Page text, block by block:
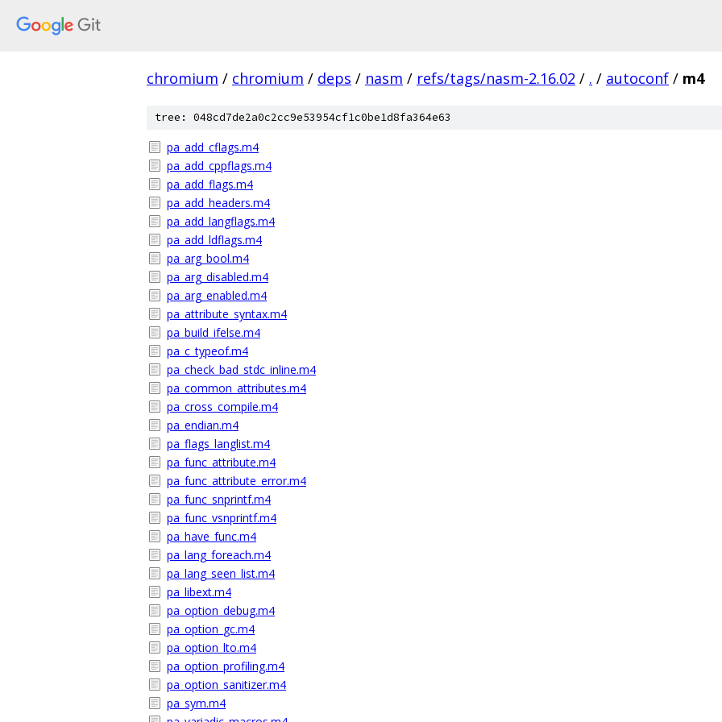
chromium / chromium / deps / nasm / refs/tags/nasm-2.16.02 / . / autoconf / m4
tree: 048cd7de2a0c2cc9e53954cf1c0be1d8fa364e63
pa_add_cflags.m4
pa_add_cppflags.m4
pa_add_flags.m4
pa_add_headers.m4
pa_add_langflags.m4
pa_add_ldflags.m4
pa_arg_bool.m4
pa_arg_disabled.m4
pa_arg_enabled.m4
pa_attribute_syntax.m4
pa_build_ifelse.m4
pa_c_typeof.m4
pa_check_bad_stdc_inline.m4
pa_common_attributes.m4
pa_cross_compile.m4
pa_endian.m4
pa_flags_langlist.m4
pa_func_attribute.m4
pa_func_attribute_error.m4
pa_func_snprintf.m4
pa_func_vsnprintf.m4
pa_have_func.m4
pa_lang_foreach.m4
pa_lang_seen_list.m4
pa_libext.m4
pa_option_debug.m4
pa_option_gc.m4
pa_option_lto.m4
pa_option_profiling.m4
pa_option_sanitizer.m4
pa_sym.m4